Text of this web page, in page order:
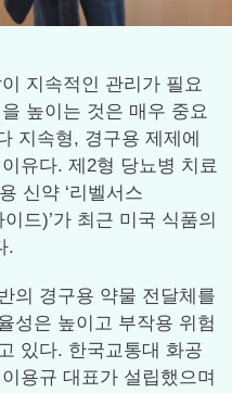
지속적인 관리가 필요
높이는 것은 매우 중요
지속형, 경구용 제제에
유다. 제2형 당뇨병 치료
신약 ‘리벨서스
드)’가 최근 미국 식품의
.
의 경구용 약물 전달체를
성은 높이고 부작용 위험
있다. 한국교통대 화공
용규 대표가 설립했으며